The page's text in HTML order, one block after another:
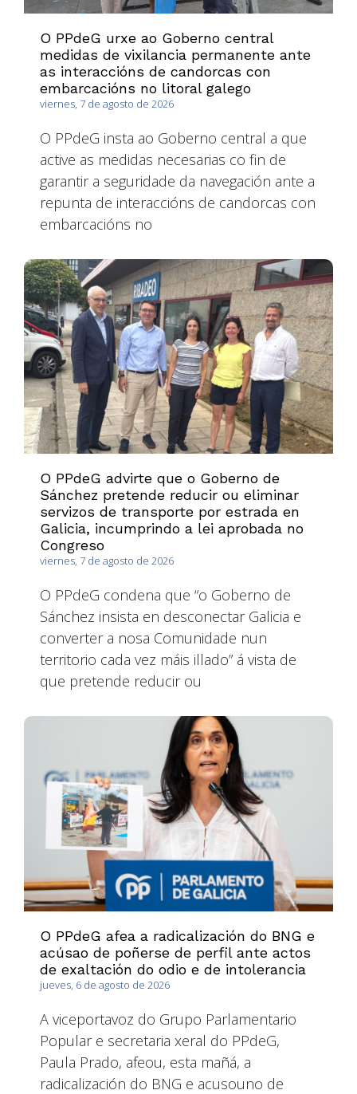
O PPdeG urxe ao Goberno central
medidas de vixilancia permanente ante
as interaccións de candorcas con
embarcacións no litoral galego
viernes, 7 de agosto de 2026
O PPdeG insta ao Goberno central a que
active as medidas necesarias co fin de
garantir a seguridade da navegación ante a
repunta de interaccións de candorcas con
embarcacións no
O PPdeG advirte que o Goberno de
Sánchez pretende reducir ou eliminar
servizos de transporte por estrada en
Galicia, incumprindo a lei aprobada no
Congreso
viernes, 7 de agosto de 2026
O PPdeG condena que “o Goberno de
Sánchez insista en desconectar Galicia e
converter a nosa Comunidade nun
territorio cada vez máis illado” á vista de
que pretende reducir ou
O PPdeG afea a radicalización do BNG e
acúsao de poñerse de perfil ante actos
de exaltación do odio e de intolerancia
jueves, 6 de agosto de 2026
A viceportavoz do Grupo Parlamentario
Popular e secretaria xeral do PPdeG,
Paula Prado, afeou, esta mañá, a
radicalización do BNG e acusouno de